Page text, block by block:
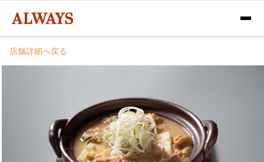
店舗詳細へ戻る